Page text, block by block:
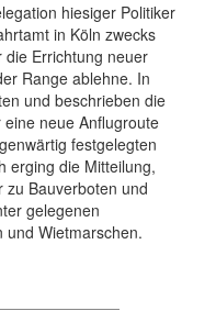
hiesiger Politiker
in Köln zwecks
die Errichtung neuer
Range ablehne. In
und beschrieben die
neue Anflugroute
festgelegten
erging die Mitteilung,
Bauverboten und
gelegenen
und Wietmarschen.